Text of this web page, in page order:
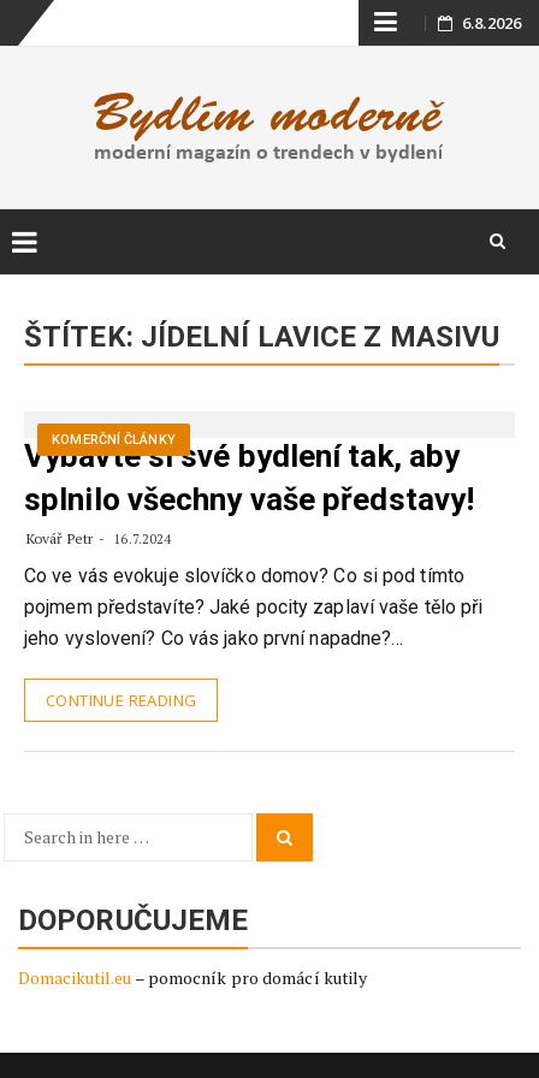
Skip
content
6.8.2026
contentŠTÍTEK: JÍDELNÍ LAVICE Z MASIVU
KOMERČNÍ ČLÁNKY
Vybavte si své bydlení tak, aby
splnilo všechny vaše představy!
Kovář Petr 16.7.2024
Co ve vás evokuje slovíčko domov? Co si pod tímto
pojmem představíte? Jaké pocity zaplaví vaše tělo při
jeho vyslovení? Co vás jako první napadne?…
CONTINUE READING
Search
DOPORUČUJEME
Domacikutil.eu – pomocník pro domácí kutily